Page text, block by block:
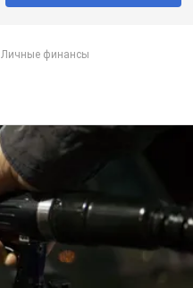
Личные финансы